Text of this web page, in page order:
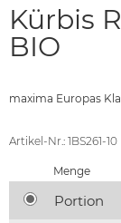
Kürbis
BIO
maxima Europas
Artikel-Nr.: 1BS261-10
Menge
Portion